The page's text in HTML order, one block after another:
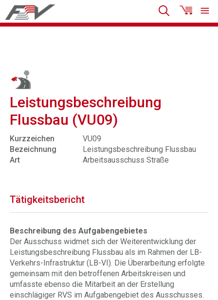
Leistungsbeschreibung
Flussbau (VU09)
Kurzzeichen
VU09
Bezeichnung
Leistungsbeschreibung Flussbau
Art
Arbeitsausschuss Straße
Tätigkeitsbericht
Beschreibung des Aufgabengebietes
Der Ausschuss widmet sich der Weiterentwicklung der
Leistungsbeschreibung Flussbau als im Rahmen der LB-
Verkehrs-Infrastruktur (LB-VI). Die Überarbeitung erfolgte
gemeinsam mit den betroffenen Arbeitskreisen und
umfasste ebenso die Mitarbeit an der Erstellung
einschlägiger RVS im Aufgabengebiet des Ausschusses.